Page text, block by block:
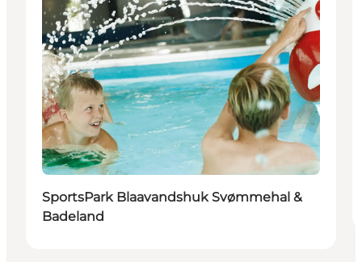
SportsPark Blaavandshuk Svømmehal &
Badeland